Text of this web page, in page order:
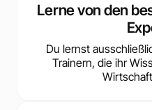
Lerne von den
Du lernst
Trainern, die ihr